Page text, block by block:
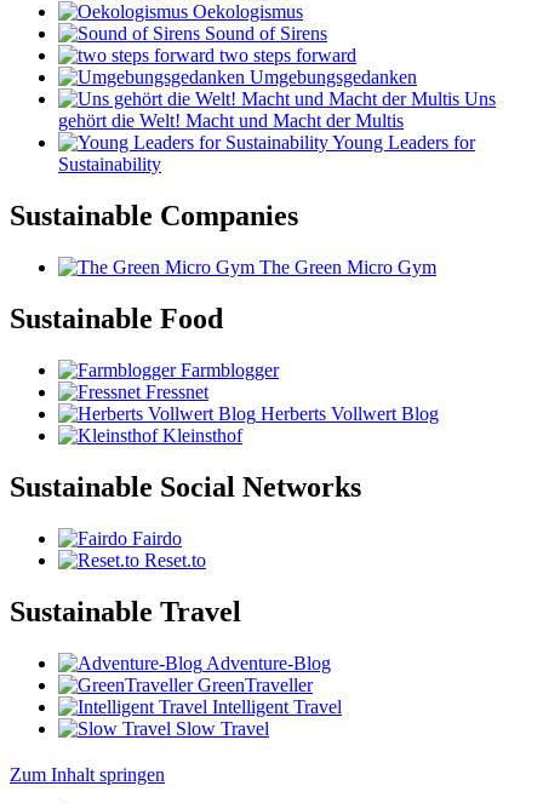
Oekologismus
Sound of Sirens
two steps forward
Umgebungsgedanken
Uns
gehört die Welt! Macht und Macht der Multis
Young Leaders for
Sustainability
Sustainable Companies
The Green Micro Gym
Sustainable Food
Farmblogger
Fressnet
Herberts Vollwert Blog
Kleinsthof
Sustainable Social Networks
Fairdo
Reset.to
Sustainable Travel
Adventure-Blog
GreenTraveller
Intelligent Travel
Slow Travel
Zum Inhalt springen